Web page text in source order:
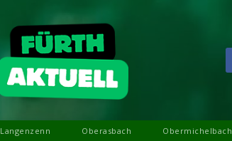
Langenzenn Oberasbach Obermichelbach